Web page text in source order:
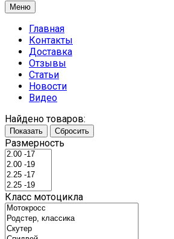
Меню
Главная
Контакты
Доставка
Отзывы
Статьи
Новости
Видео
Найдено товаров:
Показать Сбросить
Размерность
Класс мотоцикла